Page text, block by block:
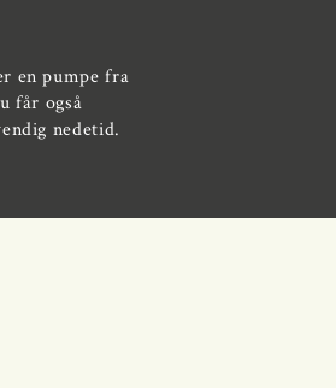
en pumpe fra
får også
nedetid.